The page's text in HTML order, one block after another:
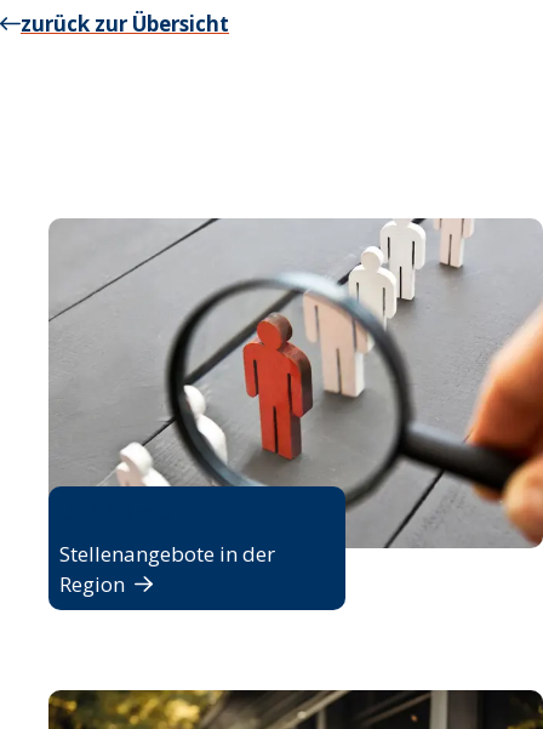
zurück zur Übersicht
Stellenangebote in der
Region